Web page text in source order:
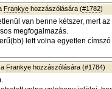
Frankye hozzászólására (#1782)
van benne kétszer, mert
megfogalmazás.
lett volna egyetlen
Frankye hozzászólására (#1784)